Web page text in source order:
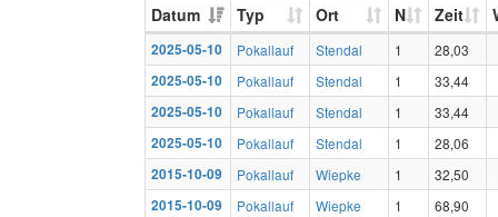
Datum Typ Ort N Zeit
2025-05-10 Pokallauf Stendal 1
28,03
2025-05-10
Pokallauf Stendal 1
33,44
2025-05-10
Pokallauf Stendal 1
33,44
2025-05-10
Pokallauf Stendal 1
28,06
2015-10-09
Pokallauf Wiepke 1
32,50
2015-10-09
Pokallauf Wiepke 1
68,90